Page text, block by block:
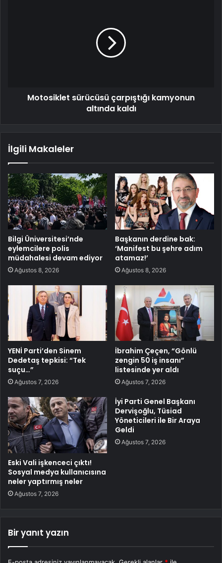
Motosiklet sürücüsü çarpıştığı kamyonun
altında kaldı
İlgili Makaleler
Bilgi Üniversitesi’nde
eylemcilere polis
müdahalesi devam ediyor
Ağustos 8, 2026
Başkanın derdine bak:
‘Manifest bu şehre adım
atamaz!’
Ağustos 8, 2026
YENİ Parti’den Sinem
Dedetaş tepkisi: “Tek
suçu…”
Ağustos 7, 2026
İbrahim Çeçen, “Gönlü
zengin 50 iş insanı”
listesinde yer aldı
Ağustos 7, 2026
Eski Vali işkenceci çıktı!
Sosyal medya kullanıcısına
neler yaptırmış neler
Ağustos 7, 2026
İyi Parti Genel Başkanı
Dervişoğlu, Tüsiad
Yöneticileri ile Bir Araya
Geldi
Ağustos 7, 2026
Bir yanıt yazın